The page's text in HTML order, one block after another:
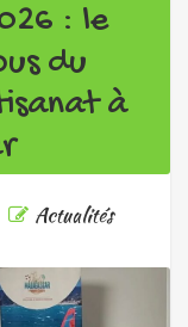
: le
du
à
Actualités